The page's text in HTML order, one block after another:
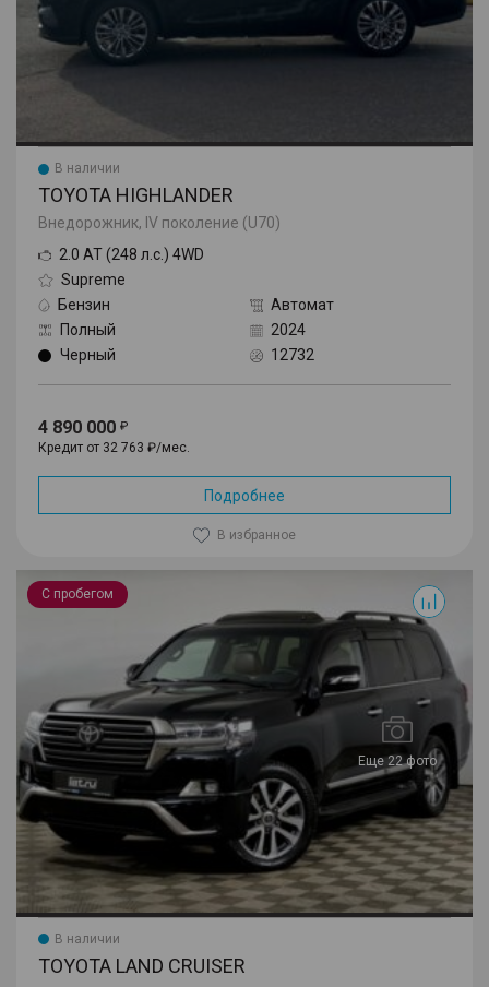
В наличии
TOYOTA HIGHLANDER
Внедорожник, IV поколение (U70)
2.0 AT (248 л.с.) 4WD
Supreme
Бензин
Автомат
Полный
2024
Черный
12732
4 890 000
Кредит от 32 763 ₽/мес.
Подробнее
В избранное
С пробегом
Еще 22 фото
Land Cruiser
В наличии
TOYOTA LAND CRUISER